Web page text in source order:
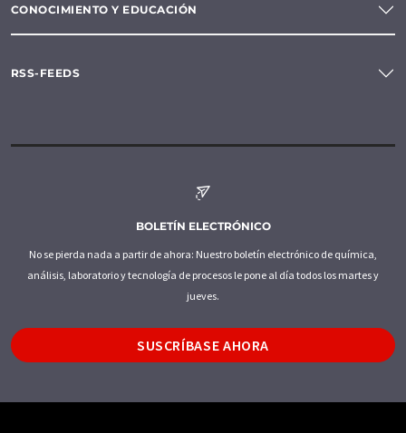
CONOCIMIENTO Y EDUCACIÓN
RSS-FEEDS
BOLETÍN ELECTRÓNICO
No se pierda nada a partir de ahora: Nuestro boletín electrónico de química,
análisis, laboratorio y tecnología de procesos le pone al día todos los martes y
jueves.
SUSCRÍBASE AHORA